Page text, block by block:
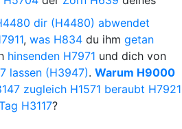
dir (H4480) abwendet
, was H834 du ihm getan
hinsenden H7971 und dich von
lassen (H3947). Warum H9000
zugleich H1571 beraubt H7921
H3117?